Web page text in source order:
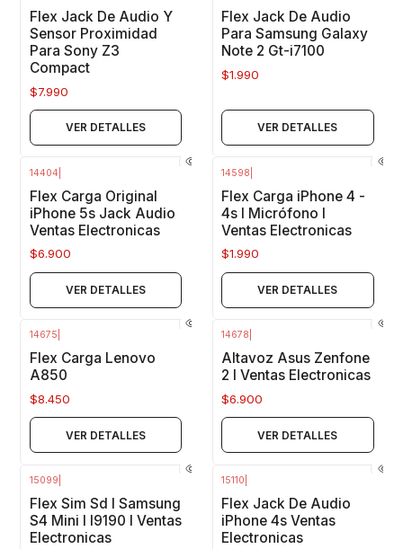
Flex Jack De Audio Y
Sensor Proximidad
Para Sony Z3
Compact
$7.990
VER DETALLES
Flex Jack De Audio
Para Samsung Galaxy
Note 2 Gt-i7100
$1.990
VER DETALLES
14404
Flex Carga Original
iPhone 5s Jack Audio
Ventas Electronicas
$6.900
VER DETALLES
14598
Flex Carga iPhone 4 -
4s I Micrófono I
Ventas Electronicas
$1.990
VER DETALLES
14675
Flex Carga Lenovo
A850
$8.450
VER DETALLES
14678
Altavoz Asus Zenfone
2 I Ventas Electronicas
$6.900
VER DETALLES
15099
Flex Sim Sd I Samsung
S4 Mini I I9190 I Ventas
Electronicas
15110
Flex Jack De Audio
iPhone 4s Ventas
Electronicas